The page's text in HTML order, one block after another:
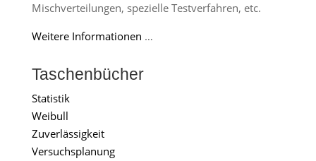
Mischverteilungen, spezielle Testverfahren, etc.
Weitere Informationen …
Taschenbücher
Statistik
Weibull
Zuverlässigkeit
Versuchsplanung